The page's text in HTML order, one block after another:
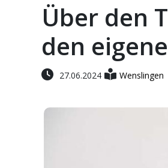
Über den
den
27.06.2024 Wenslingen